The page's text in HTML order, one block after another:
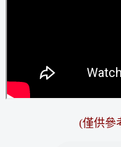
(僅供參